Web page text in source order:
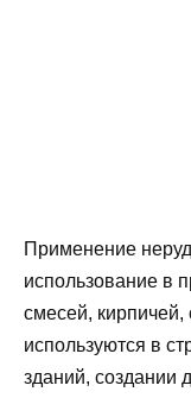
Применение
использование в
смесей, кирпичей,
используются в
зданий, создании